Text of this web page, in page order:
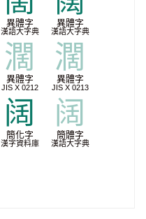
異體字
漢語大字典
異體字
漢語大字典
濶
異體字
JIS X 0212
濶
異體字
JIS X 0213
阔
簡化字
漢字資料庫
阔
簡體字
漢語大字典